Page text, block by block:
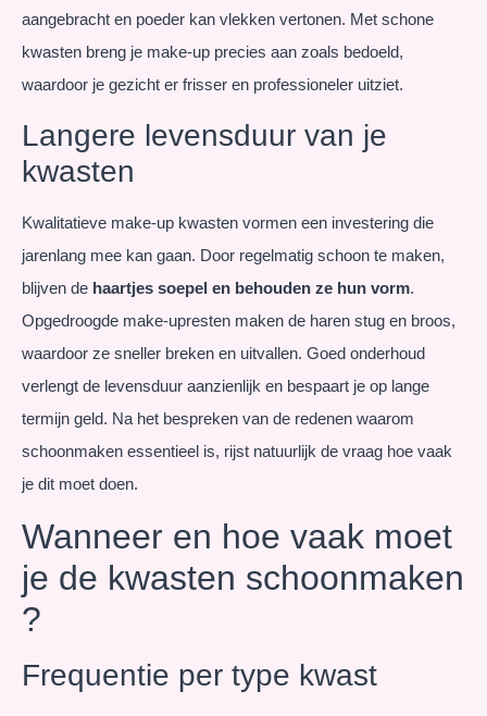
aangebracht en poeder kan vlekken vertonen. Met schone
kwasten breng je make-up precies aan zoals bedoeld,
waardoor je gezicht er frisser en professioneler uitziet.
Langere levensduur van je
kwasten
Kwalitatieve make-up kwasten vormen een investering die
jarenlang mee kan gaan. Door regelmatig schoon te maken,
blijven de haartjes soepel en behouden ze hun vorm.
Opgedroogde make-upresten maken de haren stug en broos,
waardoor ze sneller breken en uitvallen. Goed onderhoud
verlengt de levensduur aanzienlijk en bespaart je op lange
termijn geld. Na het bespreken van de redenen waarom
schoonmaken essentieel is, rijst natuurlijk de vraag hoe vaak
je dit moet doen.
Wanneer en hoe vaak moet
je de kwasten schoonmaken
?
Frequentie per type kwast